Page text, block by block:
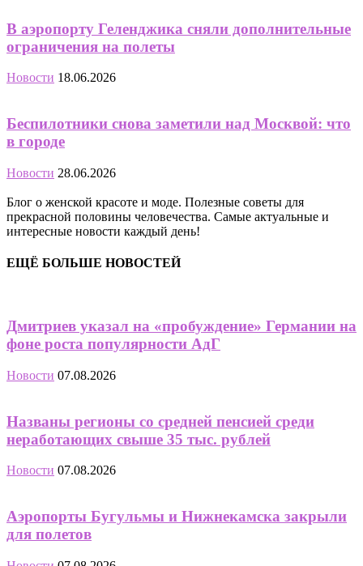
В аэропорту Геленджика сняли дополнительные
ограничения на полеты
Новости 18.06.2026
Беспилотники снова заметили над Москвой: что
в городе
Новости 28.06.2026
Блог о женской красоте и моде. Полезные советы для
прекрасной половины человечества. Самые актуальные и
интересные новости каждый день!
ЕЩЁ БОЛЬШЕ НОВОСТЕЙ
Дмитриев указал на «пробуждение» Германии на
фоне роста популярности АдГ
Новости 07.08.2026
Названы регионы со средней пенсией среди
неработающих свыше 35 тыс. рублей
Новости 07.08.2026
Аэропорты Бугульмы и Нижнекамска закрыли
для полетов